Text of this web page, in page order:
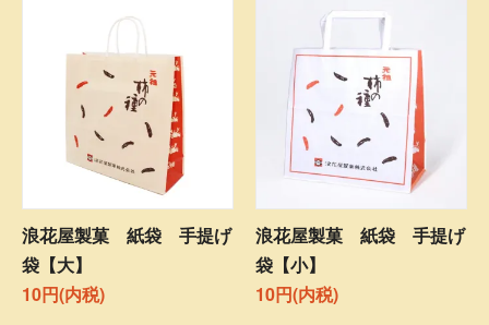
浪花屋製菓 紙袋 手提げ
袋【大】
10円(内税)
浪花屋製菓 紙袋 手提げ
袋【小】
10円(内税)